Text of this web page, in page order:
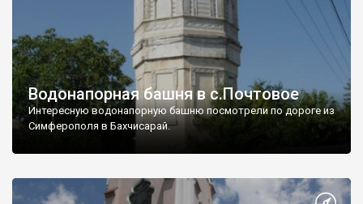
Водонапорная башня в с.Почтовое
Интересную водонапорную башню посмотрели по дороге из
Симферополя в Бахчисарай.